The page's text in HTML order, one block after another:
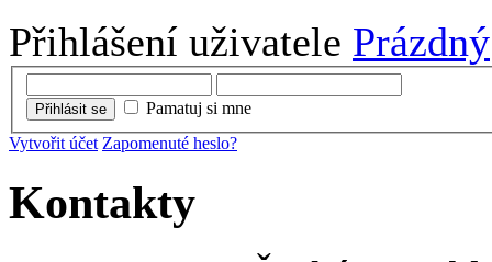
Přihlášení uživatele Prázdný
Přihlásit se
Pamatuj si mne
Vytvořit účet Zapomenuté heslo?
Kontakty